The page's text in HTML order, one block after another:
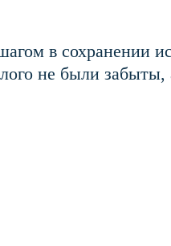
в сохранении
не были забыты,